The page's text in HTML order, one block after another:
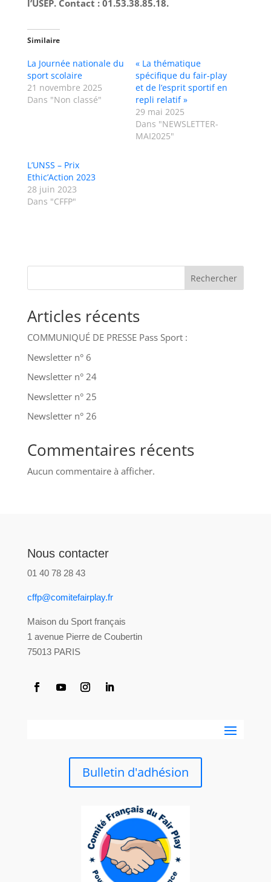
l’USEP. Contact : 01.53.38.85.18.
Similaire
La Journée nationale du
sport scolaire
21 novembre 2025
Dans "Non classé"
« La thématique
spécifique du fair-play
et de l’esprit sportif en
repli relatif »
29 mai 2025
Dans "NEWSLETTER-
MAI2025"
L’UNSS – Prix
Ethic’Action 2023
28 juin 2023
Dans "CFFP"
Rechercher
Articles récents
COMMUNIQUÉ DE PRESSE Pass Sport :
Newsletter n° 6
Newsletter n° 24
Newsletter n° 25
Newsletter n° 26
Commentaires récents
Aucun commentaire à afficher.
Nous contacter
01 40 78 28 43
cffp@comitefairplay.fr
Maison du Sport français
1 avenue Pierre de Coubertin
75013 PARIS
Bulletin d'adhésion